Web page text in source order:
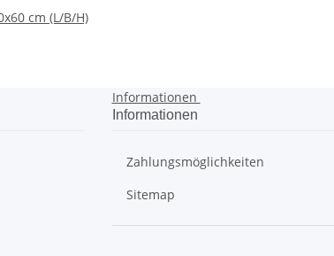
cm (L/B/H)
Informationen
Informationen
Zahlungsmöglichkeiten
Sitemap